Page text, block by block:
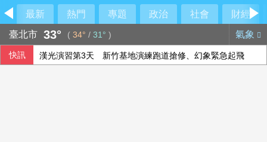
最新 熱門 專題 政治 社會
財經
臺北市 33° ( 34° / 31° ) 氣象
快訊 漢光演習第3天 新竹基地演練跑道搶修、幻象緊急起飛